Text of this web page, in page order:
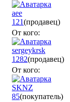
aee
121(продавец)
От кого:
sergeykrsk
1282(продавец)
От кого:
SKNZ
85(покупатель)